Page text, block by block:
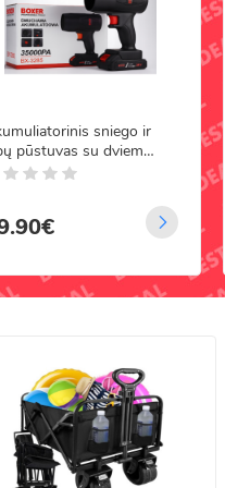
savininkams.
sniego ir
pūstuvas su dviem
24 V, 1500